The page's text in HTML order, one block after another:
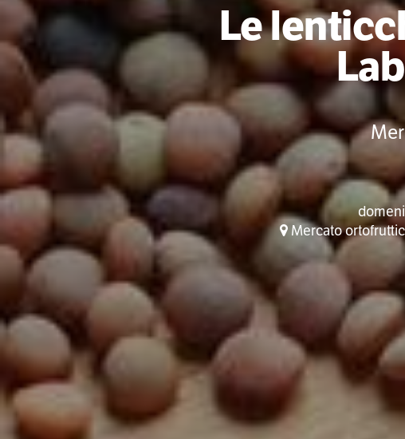
Le
Mercato